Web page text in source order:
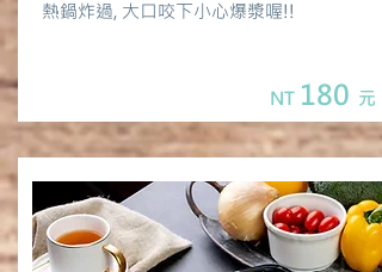
熱鍋炸過, 大口咬下小心爆漿喔!!
NT 180 元